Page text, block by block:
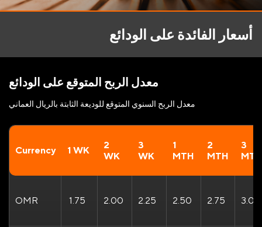
أسعار الفائدة على الودائع
معدل الربح المتوقع على الودائع
معدل الربح السنوي المتوقع للوديعة الثابتة بالريال العماني
Currency 1 WK
2
WK
3
WK
1
MTH
2
MTH
3
MTH
OMR 1.75 2.00 2.25 2.50 2.75 3.00